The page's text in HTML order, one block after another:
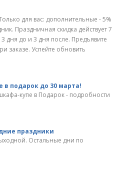
для вас: дополнительные - 5%
Праздничная скидка действует 7
дня до и 3 дня после. Предъявите
заказе. Успейте обновить
в подарок до 30 марта!
купе в Подарок - подробности
праздники
Остальные дни по